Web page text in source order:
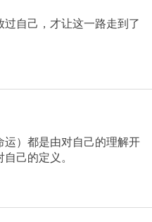
自己，才让这一路走到了
）都是由对自己的理解开
己的定义。